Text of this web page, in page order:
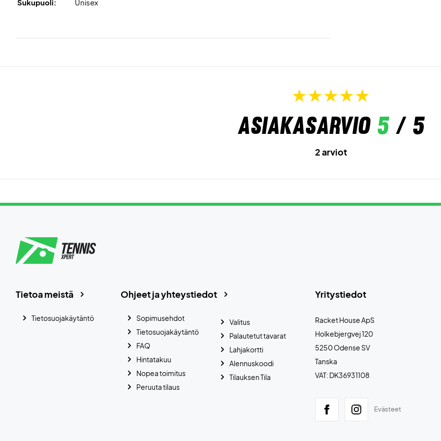
Sukupuoli:
Unisex
Asiakasarvio 5/ 5
2 arviot
Yritystiedot
Racket House ApS
Holkebjergvej 120
5250 Odense SV
Tanska
VAT: DK36931108
Evästeet
Ohjeet ja yhteystiedot
Sopimusehdot
Tietosuojakäytäntö
FAQ
Hintatakuu
Nopea toimitus
Peruuta tilaus
Valitus
Palautetut tavarat
Lahjakortti
Alennuskoodi
Tilauksen Tila
Tietoa meistä
Tietosuojakäytäntö